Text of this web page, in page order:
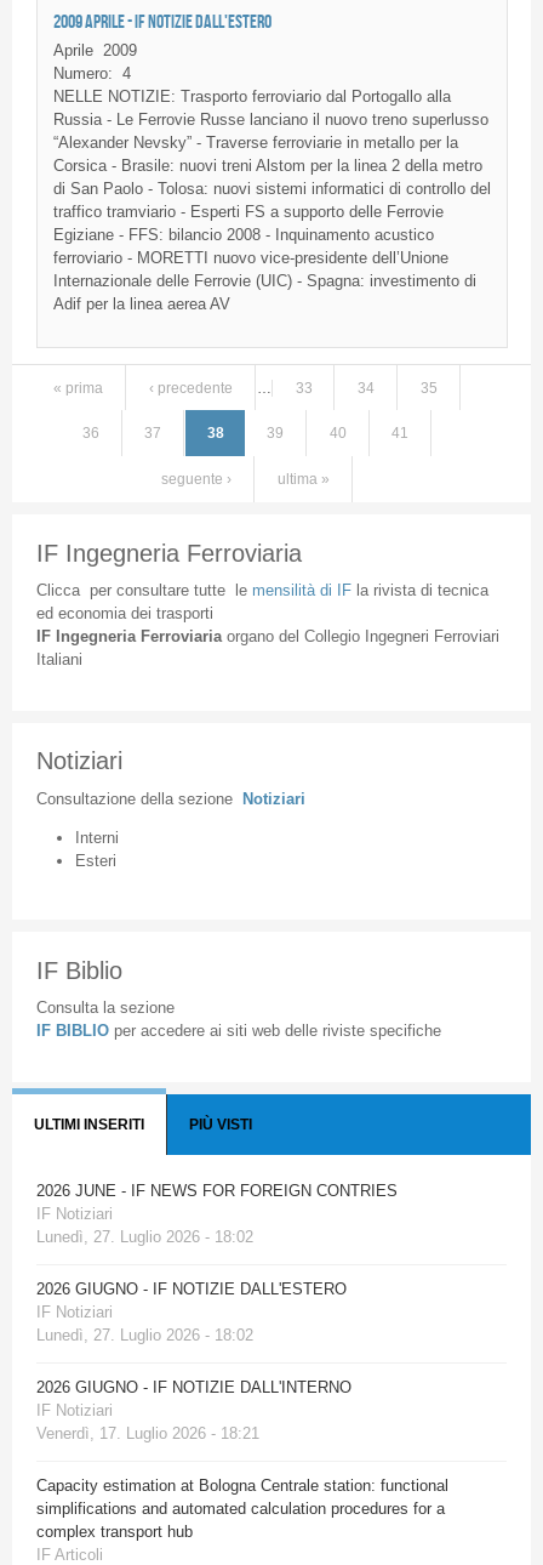
2009 APRILE - IF NOTIZIE DALL'ESTERO
Aprile
2009
Numero: 4
NELLE NOTIZIE: Trasporto ferroviario dal Portogallo alla
Russia - Le Ferrovie Russe lanciano il nuovo treno superlusso
“Alexander Nevsky”- Traverse ferroviariein metalloper la
Corsica - Brasile: nuovi treni Alstom per la linea2 dellametro
di San Paolo - Tolosa: nuovi sistemi informatici di controllodel
traffico tramviario- Esperti FS a supporto delle Ferrovie
Egiziane- FFS: bilancio2008 - Inquinamento acustico
ferroviario- MORETTI nuovo vice-presidente dell’Unione
Internazionale delle Ferrovie(UIC) - Spagna: investimento di
Adifper la linea aereaAV
Pagine
« prima ‹ precedente 33 34 35
36 37 38 39 40 41
seguente › ultima »
IF Ingegneria Ferroviaria
Cliccaper consultare tuttele mensilità di IFla rivista di tecnica
ed economia dei trasporti
IF Ingegneria Ferroviaria organodel Collegio Ingegneri Ferroviari
Italiani
Notiziari
Consultazione della sezione Notiziari
Interni
Esteri
IF Biblio
Consulta la sezione
IF BIBLIO per accedere ai siti web delle riviste specifiche
ULTIMI INSERITI PIÙ VISTI
2026 JUNE - IF NEWS FOR FOREIGN CONTRIES
IF Notiziari
Lunedì, 27. Luglio 2026 - 18:02
2026 GIUGNO - IF NOTIZIE DALL'ESTERO
IF Notiziari
Lunedì, 27. Luglio 2026 - 18:02
2026 GIUGNO - IF NOTIZIE DALL'INTERNO
IF Notiziari
Venerdì, 17. Luglio 2026 - 18:21
Capacity estimation at Bologna Centrale station: functional
simplifications and automated calculation procedures for a
complex transport hub
IF Articoli